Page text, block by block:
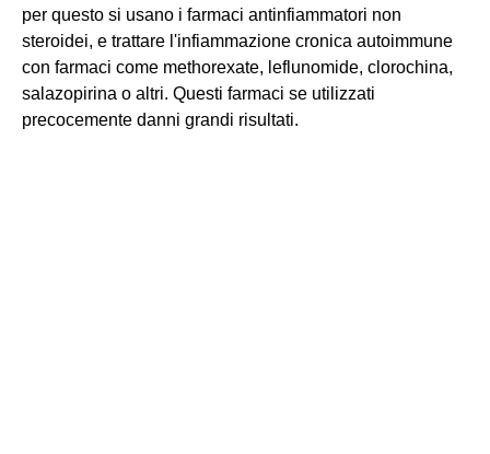
per questo si usano i farmaci antinfiammatori non
steroidei, e trattare l'infiammazione cronica autoimmune
con farmaci come methorexate, leflunomide, clorochina,
salazopirina o altri. Questi farmaci se utilizzati
precocemente danni grandi risultati.